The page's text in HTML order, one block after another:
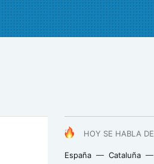
HOY SE HABLA DE
España Cataluña